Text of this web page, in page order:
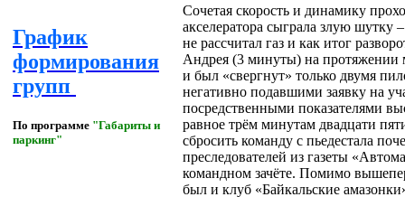
График
формирования
групп
По программе "Габариты и
паркинг"
Сочетая скорость и динамику
акселератора сыграла злую
не рассчитал газ и как итог
Андрея (3 минуты) на протяжении
и был «свергнут» только двумя
негативно подавшими заявку на
посредственными показателями
равное трём минутам двадцати
сбросить команду с пьедестала
преследователей из газеты
командном зачёте. Помимо
был и клуб «Байкальские